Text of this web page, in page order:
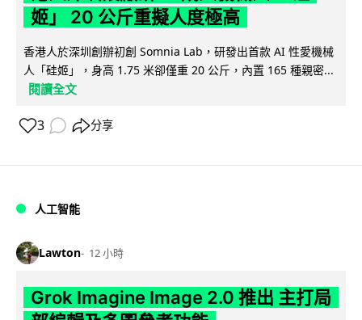
姬」 20 公斤重擬人度極高
香港人於深圳創辦初創 Somnia Lab，研發出首款 AI 性愛機械
人「硅姬」，身高 1.75 米卻僅重 20 公斤，內置 165 種親密...
閱讀全文
3 分享
人工智能
Lawton 12 小時
Grok Imagine Image 2.0 推出 主打局